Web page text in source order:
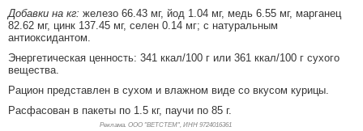
Добавки на кг: железо 66.43 мг, йод 1.04 мг, медь 6.55 мг, марганец
82.62 мг, цинк 137.45 мг, селен 0.14 мг; с натуральным
антиоксидантом.
Энергетическая ценность: 341 ккал/100 г или 361 ккал/100 г сухого
вещества.
Рацион представлен в сухом и влажном виде со вкусом курицы.
Расфасован в пакеты по 1.5 кг, паучи по 85 г.
Реклама. ООО "ВЕТСТЕМ", ИНН 9724016361